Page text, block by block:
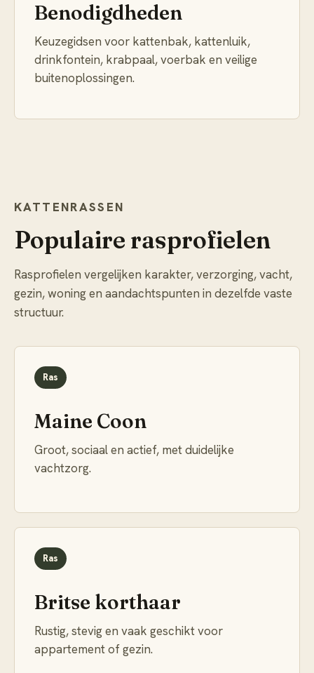
Benodigdheden
Keuzegidsen voor kattenbak, kattenluik,
drinkfontein, krabpaal, voerbak en veilige
buitenoplossingen.
KATTENRASSEN
Populaire rasprofielen
Rasprofielen vergelijken karakter, verzorging, vacht,
gezin, woning en aandachtspunten in dezelfde vaste
structuur.
Ras
Maine Coon
Groot, sociaal en actief, met duidelijke
vachtzorg.
Ras
Britse korthaar
Rustig, stevig en vaak geschikt voor
appartement of gezin.